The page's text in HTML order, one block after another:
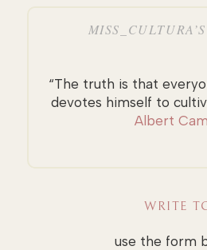
“The truth is that
devotes himself to
Albert
WRITE
use the form